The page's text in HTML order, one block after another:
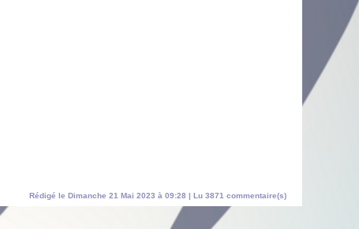
Rédigé le Dimanche 21 Mai 2023 à 09:28 | Lu 3871 commentaire(s)